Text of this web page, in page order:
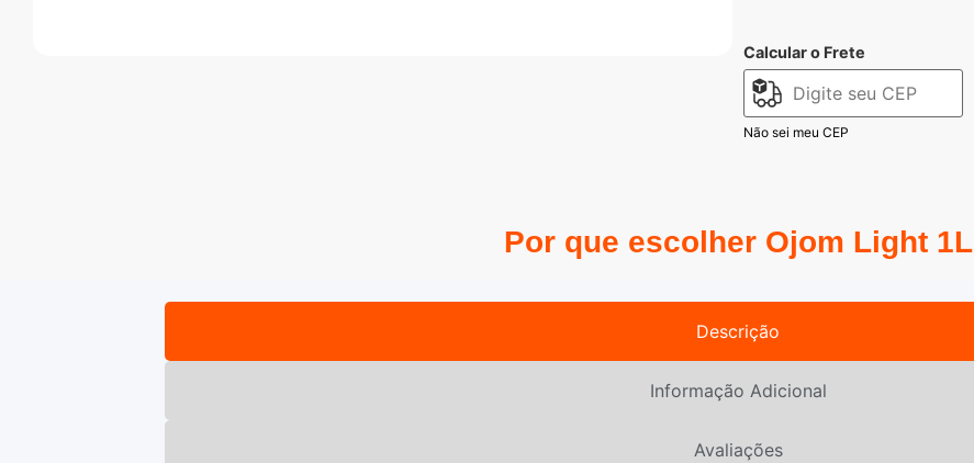
Calcular o Frete
Não sei meu CEP
Por que escolher Ojom Light 1L
Descrição
Informação Adicional
Avaliações